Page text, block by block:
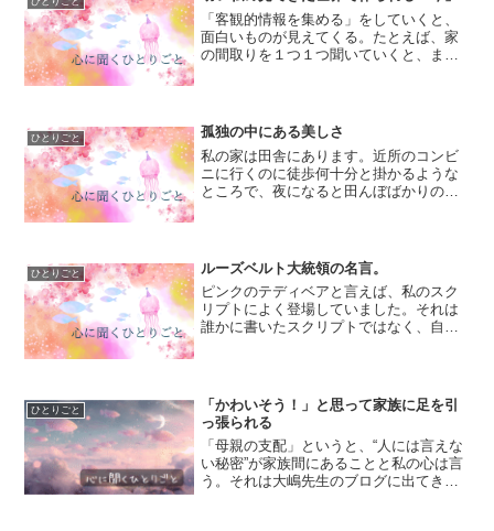
「客観的情報を集める」をしていくと、
面白いものが見えてくる。たとえば、家
の間取りを１つ１つ聞いていくと、まる
た人生がそこにあり、私と...
ひとりごと
孤独の中にある美しさ
私の家は田舎にあります。近所のコンビ
ニに行くのに徒歩何十分と掛かるような
ところで、夜になると田んぼばかりの村
がそうなのかは分かりません...
ひとりごと
ルーズベルト大統領の名言。
ピンクのテディベアと言えば、私のスク
リプトによく登場していました。それは
誰かに書いたスクリプトではなく、自分
「可愛いな」とか「女の子らし...
ひとりごと
「かわいそう！」と思って家族に足を引
っ張られる
「母親の支配」というと、“人には言えな
い秘密”が家族間にあることと私の心は言
う。それは大嶋先生のブログに出てきた